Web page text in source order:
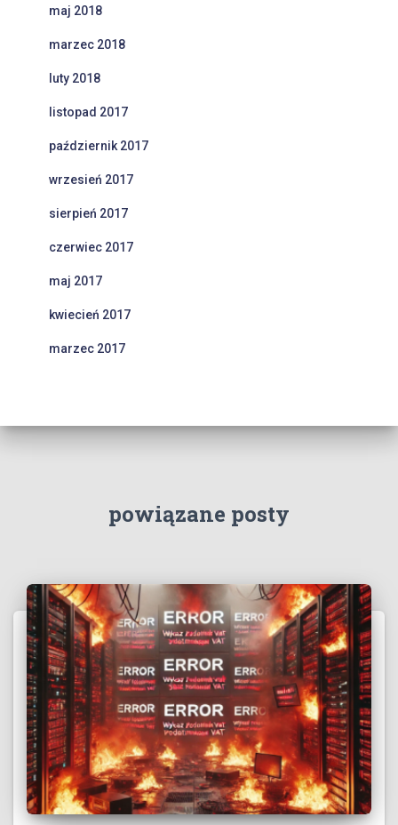
maj 2018
marzec 2018
luty 2018
listopad 2017
październik 2017
wrzesień 2017
sierpień 2017
czerwiec 2017
maj 2017
kwiecień 2017
marzec 2017
powiązane posty